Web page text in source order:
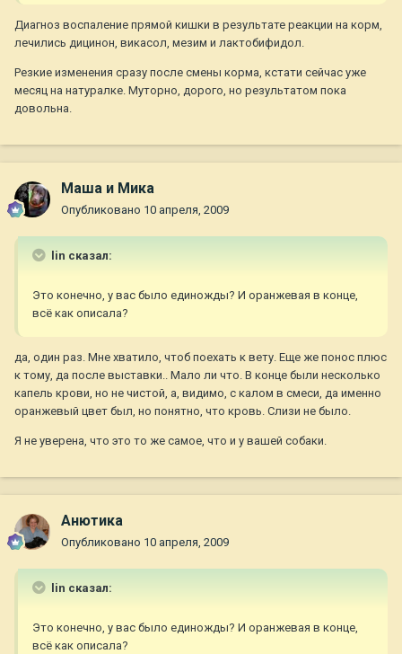
Диагноз воспаление прямой кишки в результате реакции на корм,
лечились дицинон, викасол, мезим и лактобифидол.
Резкие изменения сразу после смены корма, кстати сейчас уже
месяц на натуралке. Муторно, дорого, но результатом пока
довольна.
Маша и Мика
Опубликовано 10 апреля, 2009
lin сказал:
Это конечно, у вас было единожды? И оранжевая в конце,
всё как описала?
да, один раз. Мне хватило, чтоб поехать к вету. Еще же понос плюс
к тому, да после выставки.. Мало ли что. В конце были несколько
капель крови, но не чистой, а, видимо, с калом в смеси, да именно
оранжевый цвет был, но понятно, что кровь. Слизи не было.
Я не уверена, что это то же самое, что и у вашей собаки.
Анютика
Опубликовано 10 апреля, 2009
lin сказал:
Это конечно, у вас было единожды? И оранжевая в конце,
всё как описала?